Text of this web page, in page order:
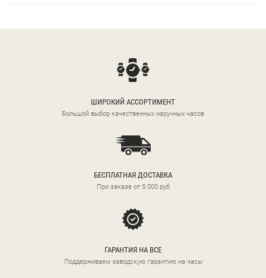
ШИРОКИЙ АССОРТИМЕНТ
Большой выбор качественных наручных часов
БЕСПЛАТНАЯ ДОСТАВКА
При заказе от 5 000 руб
ГАРАНТИЯ НА ВСЕ
Поддерживаем заводскую гарантию на часы